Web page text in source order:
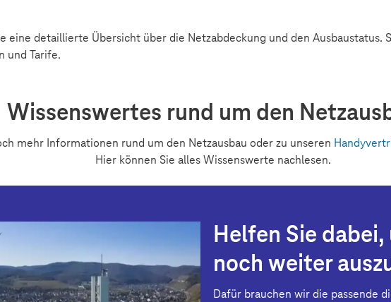
eine detaillierte Übersicht über die Netzabdeckung und den Ausbaustatus.
und Tarife.
Wissenswertes rund um den
mehr Informationen rund um den Netzausbau oder zu unseren
Hier können Sie alles Wissenswerte nachlesen.
Helfen Sie
noch weiter
Dafür brauchen wir die passende